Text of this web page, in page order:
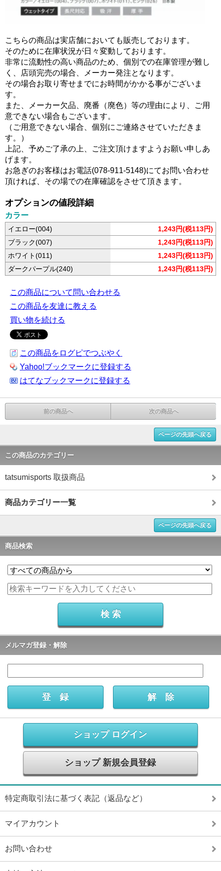
こちらの商品は実店舗においても販売しております。
そのために在庫状況が日々変動しております。
非常に流動性の高い商品のため、個別での在庫管理が難し
く、店頭完売の場合、メーカー発注となります。
その場合お取り寄せまでにお時間がかかる事がございま
す。
また、メーカー欠品、廃番（廃色）等の理由により、ご用
意できない場合もございます。
（ご用意できない場合、個別にご連絡させていただきま
す。）
上記、予めご了承の上、ご注文頂けますようお願い申しあ
げます。
お急ぎのお客様はお電話(078-911-5148)にてお問い合わせ
頂ければ、その場での在庫確認をさせて頂きます。
オプションの値段詳細
カラー
イエロー(004)
1,243円(税113円)
ブラック(007)
1,243円(税113円)
ホワイト(011)
1,243円(税113円)
ダークパープル(240)
1,243円(税113円)
この商品について問い合わせる
この商品を友達に教える
買い物を続ける
この商品をログピでつぶやく
Yahoo!ブックマークに登録する
はてなブックマークに登録する
前の商品へ 次の商品へ
ページの先頭へ戻る
この商品のカテゴリー
tatsumisports 取扱商品
商品カテゴリー一覧
ページの先頭へ戻る
商品検索
メルマガ登録・解除
ショップ ログイン
ショップ 新規会員登録
特定商取引法に基づく表記（返品など）
マイアカウント
お問い合わせ